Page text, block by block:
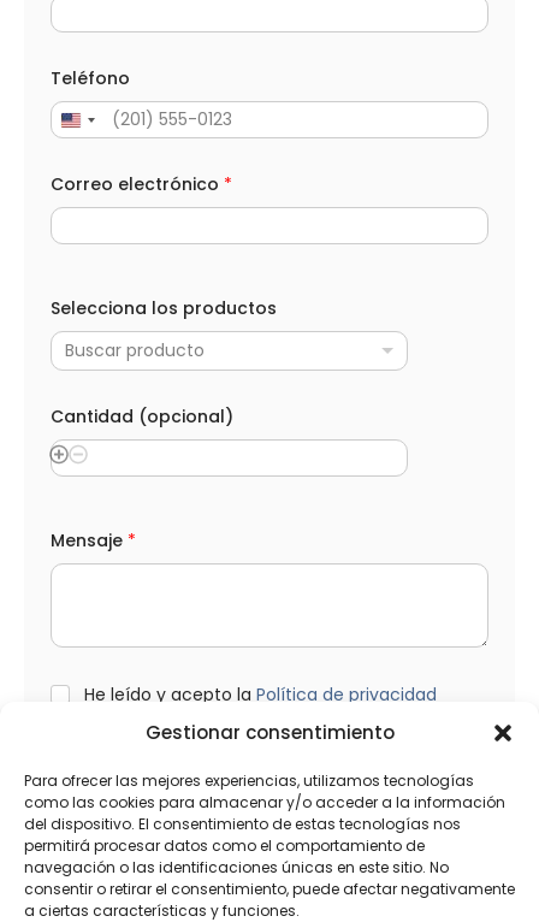
Gestionar consentimiento
Para ofrecer las mejores experiencias, utilizamos tecnologías
como las cookies para almacenar y/o acceder a la información
del dispositivo. El consentimiento de estas tecnologías nos
permitirá procesar datos como el comportamiento de
navegación o las identificaciones únicas en este sitio. No
consentir o retirar el consentimiento, puede afectar negativamente
a ciertas características y funciones.
Teléfono
Correo electrónico *
n
t
d
d
C
a
n
d
a
d
e
t
r
c
o
Selecciona los productos
Buscar producto
Cantidad (opcional)
Mensaje *
L
*
He leído y acepto la Política de privacidad
Enviar